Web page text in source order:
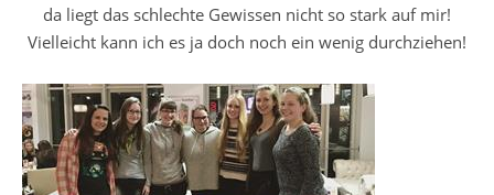
da liegt das schlechte Gewissen nicht so stark auf mir!
Vielleicht kann ich es ja doch noch ein wenig durchziehen!